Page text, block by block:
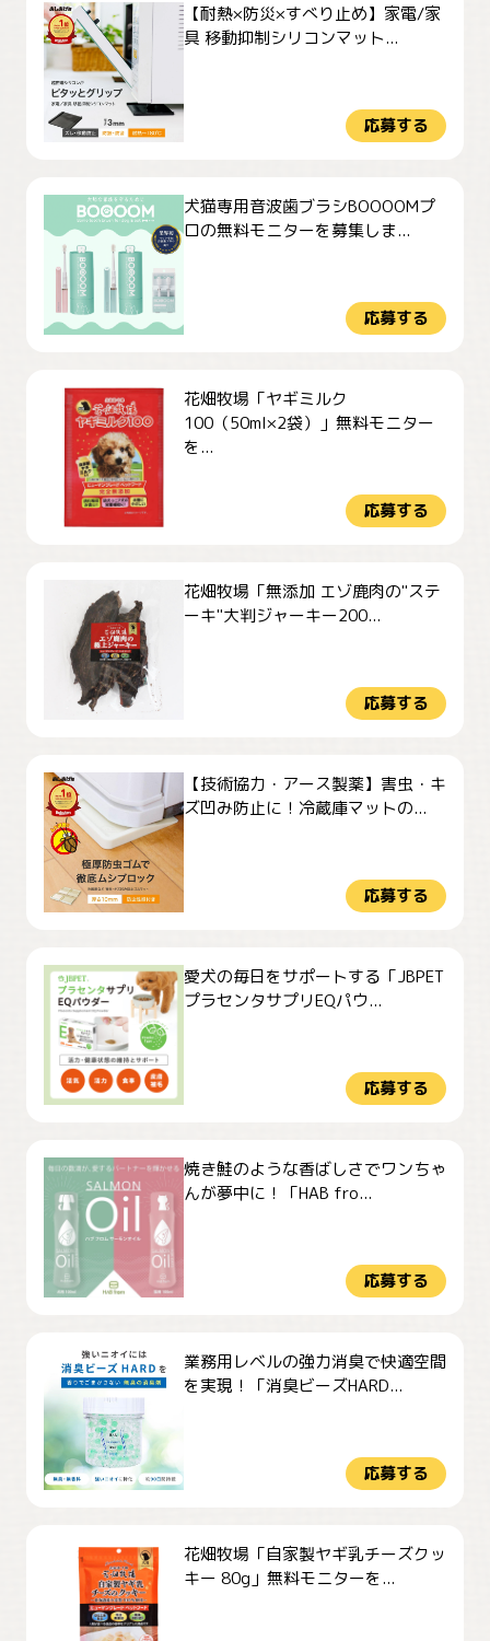
【耐熱×防災×すべり止め】家電/家
具 移動抑制シリコンマット...
応募する
犬猫専用音波歯ブラシBOOOOMプ
ロの無料モニターを募集しま...
応募する
花畑牧場「ヤギミルク
100（50ml×2袋）」無料モニター
を...
応募する
花畑牧場「無添加 エゾ鹿肉の"ステ
ーキ"大判ジャーキー200...
応募する
【技術協力・アース製薬】害虫・キ
ズ凹み防止に！冷蔵庫マットの...
応募する
愛犬の毎日をサポートする「JBPET
プラセンタサプリEQパウ...
応募する
焼き鮭のような香ばしさでワンちゃ
んが夢中に！「HAB fro...
応募する
業務用レベルの強力消臭で快適空間
を実現！「消臭ビーズHARD...
応募する
花畑牧場「自家製ヤギ乳チーズクッ
キー 80g」無料モニターを...